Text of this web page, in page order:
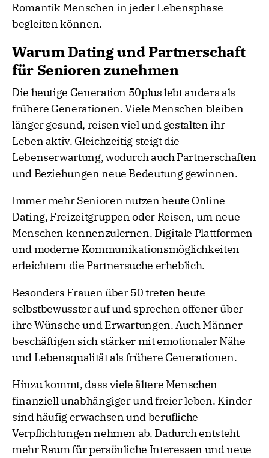
Romantik Menschen in jeder Lebensphase
begleiten können.
Warum Dating und Partnerschaft
für Senioren zunehmen
Die heutige Generation 50plus lebt anders als
frühere Generationen. Viele Menschen bleiben
länger gesund, reisen viel und gestalten ihr
Leben aktiv. Gleichzeitig steigt die
Lebenserwartung, wodurch auch Partnerschaften
und Beziehungen neue Bedeutung gewinnen.
Immer mehr Senioren nutzen heute Online-
Dating, Freizeitgruppen oder Reisen, um neue
Menschen kennenzulernen. Digitale Plattformen
und moderne Kommunikationsmöglichkeiten
erleichtern die Partnersuche erheblich.
Besonders Frauen über 50 treten heute
selbstbewusster auf und sprechen offener über
ihre Wünsche und Erwartungen. Auch Männer
beschäftigen sich stärker mit emotionaler Nähe
und Lebensqualität als frühere Generationen.
Hinzu kommt, dass viele ältere Menschen
finanziell unabhängiger und freier leben. Kinder
sind häufig erwachsen und berufliche
Verpflichtungen nehmen ab. Dadurch entsteht
mehr Raum für persönliche Interessen und neue